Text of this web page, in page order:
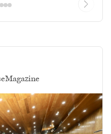
eMagazine